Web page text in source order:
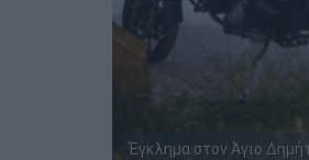
Έγκλημα στον Άγιο